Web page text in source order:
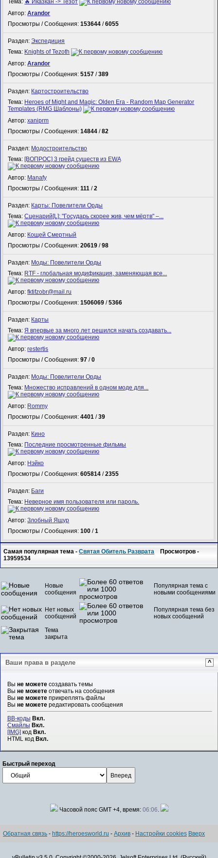
Тема: 🔥 Иказкан -> Тезот
Автор:Arandor
Просмотры / Сообщения:153644 /6055
Раздел:Экспедиция
Тема: Knights of Tezoth
Автор:Arandor
Просмотры / Сообщения:5157 /389
Раздел: Картостроительство
Тема: Heroes of Might and Magic: Olden Era - Random Map Generator
Templates (RMG Шаблоны)
Автор:xaniprm
Просмотры / Сообщения:14844 /82
Раздел: Модостроительство
Тема: [ВОПРОС] 3 грейд существ из EWA
Автор: Manafy
Просмотры / Сообщения:111 /2
Раздел: Карты: Повелители Орды
Тема:Сценарий[L]: "Государь скорее жив, чем мёртв" –...
Автор: Кощей Смертный
Просмотры / Сообщения:20619 /98
Раздел: Моды: Повелители Орды
Тема: RTF - глобальная модификация, заменяющая все...
Автор:fktifzobr@mail.ru
Просмотры / Сообщения:1506069 /5366
Раздел: Карты
Тема:Я впервые за много лет решился начать создавать...
Автор:restertis
Просмотры / Сообщения:97 /0
Раздел: Моды: Повелители Орды
Тема: Множество исправлений в одном моде для...
Автор: Rommy
Просмотры / Сообщения:4401 /39
Раздел: Кино
Тема: Последние просмотренные фильмы
Автор: Нэйко
Просмотры / Сообщения:605814 /2355
Раздел: Баги
Тема: Неверное имя пользователя или пароль.
Автор:Злобный Ящур
Просмотры / Сообщения:100 /1
Самая популярная тема -Святая Обитель Разврата Просмотров -
13959534
Новые
сообщения
Популярная тема с
новыми сообщениями
Нет новых
сообщений
Популярная тема без
новых сообщений
Тема
закрыта
Ваши права в разделе ^
Вы не можетесоздавать темы
Вы не можетеотвечать на сообщения
Вы не можетеприкреплять файлы
Вы не можетередактировать сообщения
BB-коды Вкл.
Смайлы Вкл.
[IMG]код Вкл.
HTML код Вкл.
Быстрый переход
Часовой пояс GMT +4, время: 06:06.
Обратная связь - https://heroesworld.ru - Архив - Настройки cookies Вверх